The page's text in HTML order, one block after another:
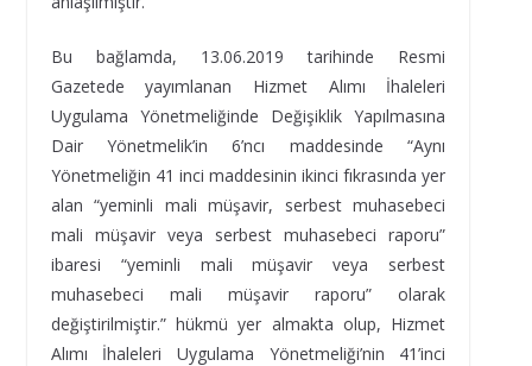
Bu bağlamda, 13.06.2019 tarihinde Resmi
Gazetede yayımlanan Hizmet Alımı İhaleleri
Uygulama Yönetmeliğinde Değişiklik Yapılmasına
Dair Yönetmelik’in 6’ncı maddesinde “Aynı
Yönetmeliğin 41 inci maddesinin ikinci fıkrasında yer
alan “yeminli mali müşavir, serbest muhasebeci
mali müşavir veya serbest muhasebeci raporu”
ibaresi “yeminli mali müşavir veya serbest
muhasebeci mali müşavir raporu” olarak
değiştirilmiştir.” hükmü yer almakta olup, Hizmet
Alımı İhaleleri Uygulama Yönetmeliği’nin 41’inci